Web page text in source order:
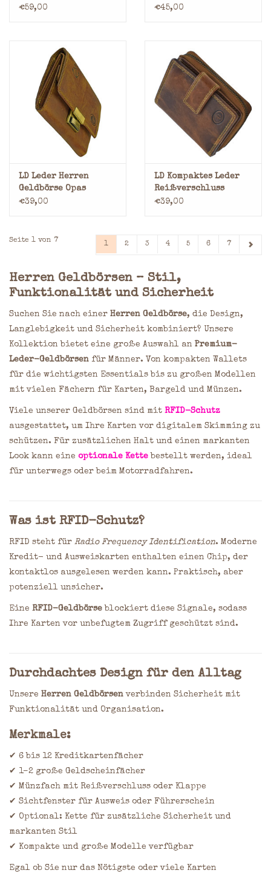
Geldbörse mit RFID-
€59,00
Geldbörse mit
€45,00
LD Leder Herren
Geldbörse Opas
Geldbörse
€39,00
LD Kompaktes Leder
Reißverschluss
Geldbörse
€39,00
Seite 1 von 7 1 2 3 4 5 6 7
Herren Geldbörsen – Stil,
Funktionalität und Sicherheit
Suchen Sie nach einer Herren Geldbörse, die Design,
Langlebigkeit und Sicherheit kombiniert? Unsere
Kollektion bietet eine große Auswahl an Premium-
Leder-Geldbörsen für Männer. Von kompakten Wallets
für die wichtigsten Essentials bis zu großen Modellen
mit vielen Fächern für Karten, Bargeld und Münzen.
Viele unserer Geldbörsen sind mit RFID-Schutz
ausgestattet, um Ihre Karten vor digitalem Skimming zu
schützen. Für zusätzlichen Halt und einen markanten
Look kann eine optionale Kette bestellt werden, ideal
für unterwegs oder beim Motorradfahren.
Was ist RFID-Schutz?
RFID steht für Radio Frequency Identification. Moderne
Kredit- und Ausweiskarten enthalten einen Chip, der
kontaktlos ausgelesen werden kann. Praktisch, aber
potenziell unsicher.
Eine RFID-Geldbörse blockiert diese Signale, sodass
Ihre Karten vor unbefugtem Zugriff geschützt sind.
Durchdachtes Design für den Alltag
Unsere Herren Geldbörsen verbinden Sicherheit mit
Funktionalität und Organisation.
Merkmale:
✔ 6 bis 12 Kreditkartenfächer
✔ 1–2 große Geldscheinfächer
✔ Münzfach mit Reißverschluss oder Klappe
✔ Sichtfenster für Ausweis oder Führerschein
✔ Optional: Kette für zusätzliche Sicherheit und
markanten Stil
✔ Kompakte und große Modelle verfügbar
Egal ob Sie nur das Nötigste oder viele Karten